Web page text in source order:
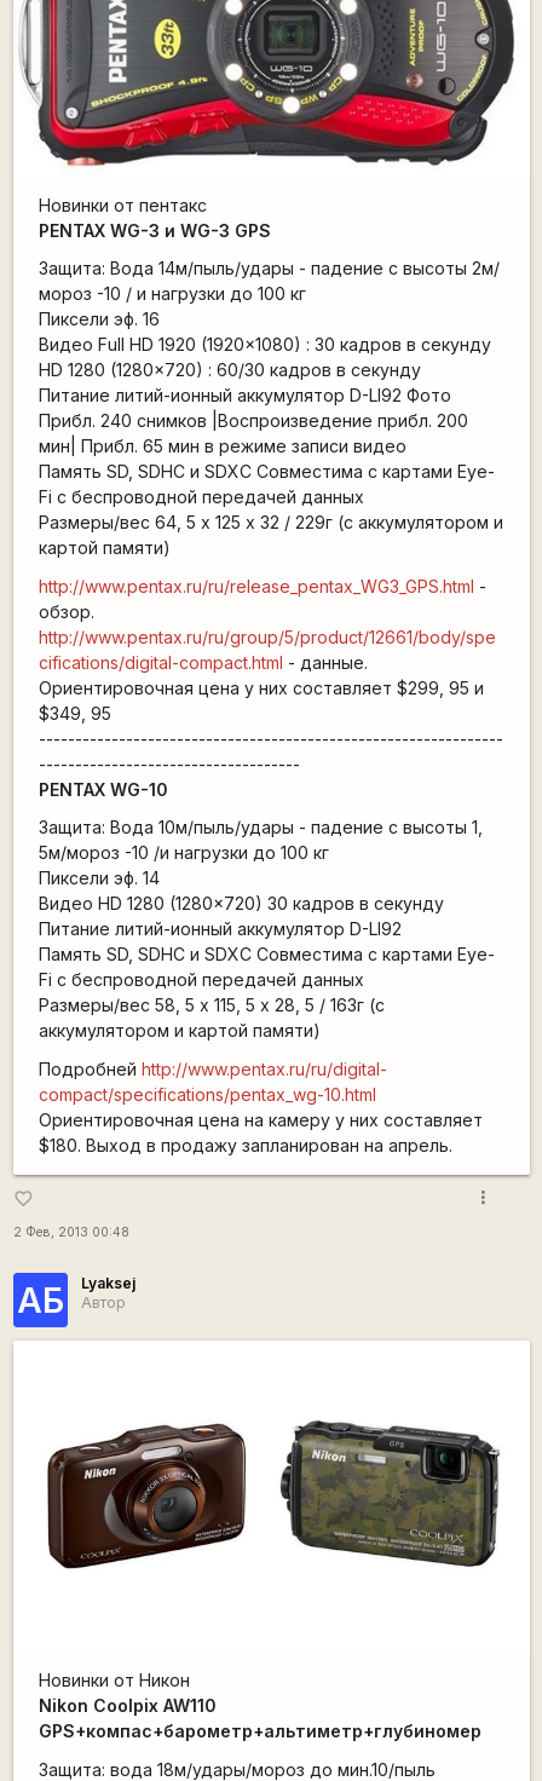
Новинки от пентакс
PENTAX WG-3 и WG-3 GPS
Защита: Вода 14м/пыль/удары - падение с высоты 2м/
мороз -10 / и нагрузки до 100 кг
Пиксели эф. 16
Видео Full HD 1920 (1920x1080) : 30 кадров в секунду
HD 1280 (1280x720) : 60/30 кадров в секунду
Питание литий-ионный аккумулятор D-LI92 Фото
Прибл. 240 снимков |Воспроизведение прибл. 200
мин| Прибл. 65 мин в режиме записи видео
Память SD, SDHC и SDXC Совместима с картами Eye-
Fi с беспроводной передачей данных
Размеры/вес 64, 5 х 125 х 32 / 229г (с аккумулятором и
картой памяти)
http://www.pentax.ru/ru/release_pentax_WG3_GPS.html -
обзор.
http://www.pentax.ru/ru/group/5/product/12661/body/spe
cifications/digital-compact.html - данные.
Ориентировочная цена у них составляет $299, 95 и
$349, 95
----------------------------------------------------------------
------------------------------------
PENTAX WG-10
Защита: Вода 10м/пыль/удары - падение с высоты 1,
5м/мороз -10 /и нагрузки до 100 кг
Пиксели эф. 14
Видео HD 1280 (1280x720) 30 кадров в секунду
Питание литий-ионный аккумулятор D-LI92
Память SD, SDHC и SDXC Совместима с картами Eye-
Fi с беспроводной передачей данных
Размеры/вес 58, 5 х 115, 5 х 28, 5 / 163г (с
аккумулятором и картой памяти)
Подробней http://www.pentax.ru/ru/digital-
compact/specifications/pentax_wg-10.html
Ориентировочная цена на камеру у них составляет
$180. Выход в продажу запланирован на апрель.
favorite_border
2 Фев, 2013 00:48
more_vert
АБ
Lyaksej
Автор
Новинки от Никон
Nikon Coolpix AW110
GPS+компас+барометр+альтиметр+глубиномер
Защита: вода 18м/удары/мороз до мин.10/пыль